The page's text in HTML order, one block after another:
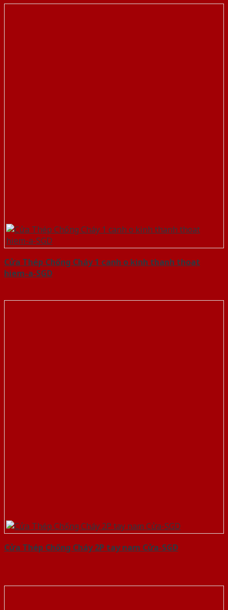
Cửa Thép Chống Cháy 1 canh o kinh thanh thoat
hiem-a-SGD
Cửa Thép Chống Cháy 2P tay nam Cửa-SGD